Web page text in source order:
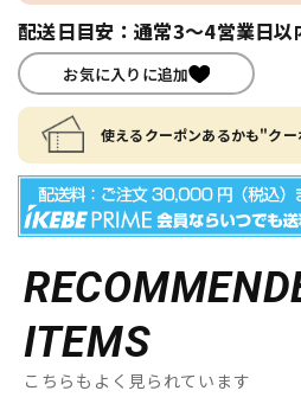
配送日目安：通常3～4営業日以
お気に入りに追加
使えるクーポンあるかも"ク
ITEMS
こちらもよく見られています